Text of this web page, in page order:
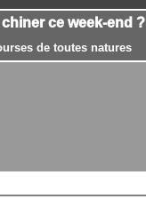
ce week-end ?
de toutes natures